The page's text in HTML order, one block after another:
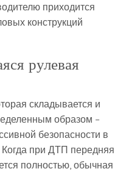
приходится
конструкций
рулевая
складывается и
образом –
безопасности в
при ДТП передняя
полностью, обычная